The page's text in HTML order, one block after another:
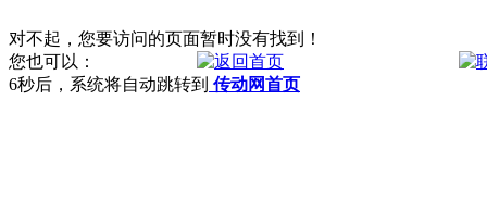
对不起，您要访问的页面暂时没有找到！
您也可以：
6秒后，系统将自动跳转到 传动网首页